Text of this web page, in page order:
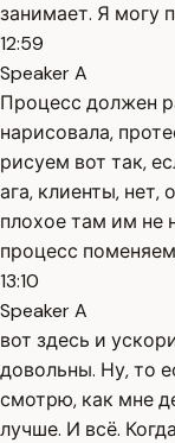
занимает. Я могу
12:59
Speaker A
Процесс должен
нарисовала,
рисуем вот так,
ага, клиенты,
плохое там им не
процесс
13:10
Speaker A
вот здесь и
довольны. Ну, то
смотрю, как мне
лучше. И всё.